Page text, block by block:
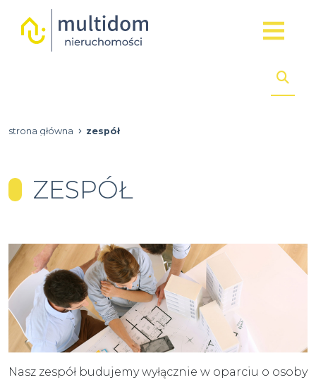
strona główna zespół
ZESPÓŁ
Nasz zespół budujemy wyłącznie w oparciu o osoby